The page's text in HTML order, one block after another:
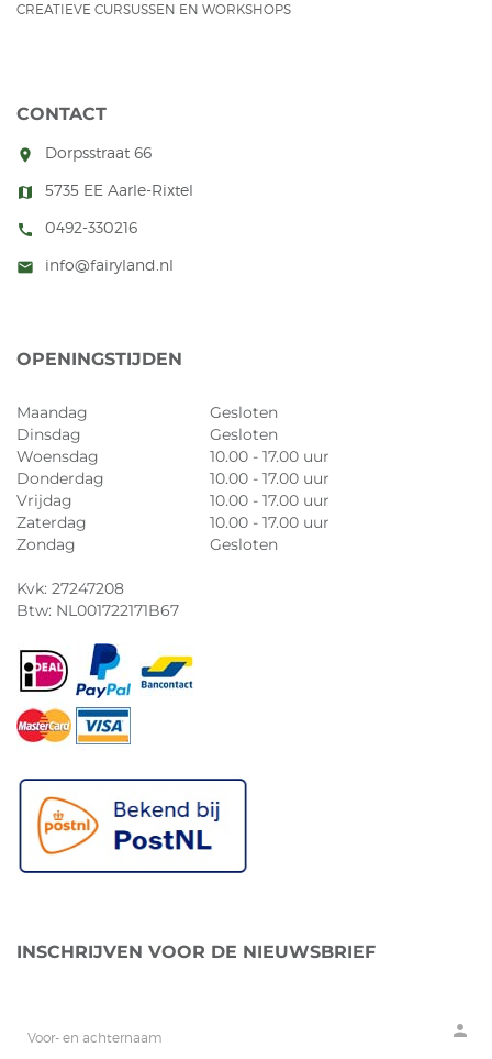
CREATIEVE CURSUSSEN EN WORKSHOPS
CONTACT
room Dorpsstraat 66
map 5735 EE Aarle-Rixtel
call 0492-330216
mail info@fairyland.nl
OPENINGSTIJDEN
Maandag
Gesloten
Dinsdag
Gesloten
Woensdag
10.00 - 17.00 uur
Donderdag
10.00 - 17.00 uur
Vrijdag
10.00 - 17.00 uur
Zaterdag
10.00 - 17.00 uur
Zondag
Gesloten
Kvk: 27247208
Btw: NL001722171B67
INSCHRIJVEN VOOR DE NIEUWSBRIEF
person